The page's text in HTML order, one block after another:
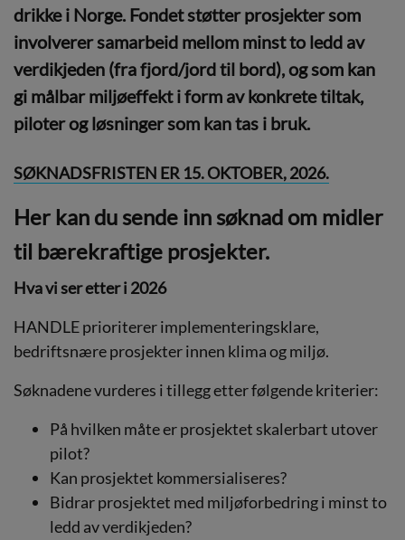
drikke i Norge. Fondet støtter prosjekter som
involverer samarbeid mellom minst to ledd av
verdikjeden (fra fjord/jord til bord), og som kan
gi målbar miljøeffekt i form av konkrete tiltak,
piloter og løsninger som kan tas i bruk.
SØKNADSFRISTEN ER 15. OKTOBER, 2026.
Her kan du sende inn søknad om midler
til bærekraftige prosjekter.
Hva vi ser etter i 2026
HANDLE prioriterer implementeringsklare,
bedriftsnære prosjekter innen klima og miljø.
Søknadene vurderes i tillegg etter følgende kriterier:
På hvilken måte er prosjektet skalerbart utover
pilot?
Kan prosjektet kommersialiseres?
Bidrar prosjektet med miljøforbedring i minst to
ledd av verdikjeden?